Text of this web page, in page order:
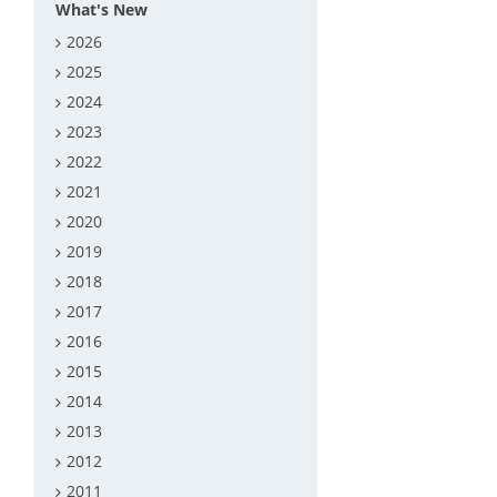
What's New
2026
2025
2024
2023
2022
2021
2020
2019
2018
2017
2016
2015
2014
2013
2012
2011